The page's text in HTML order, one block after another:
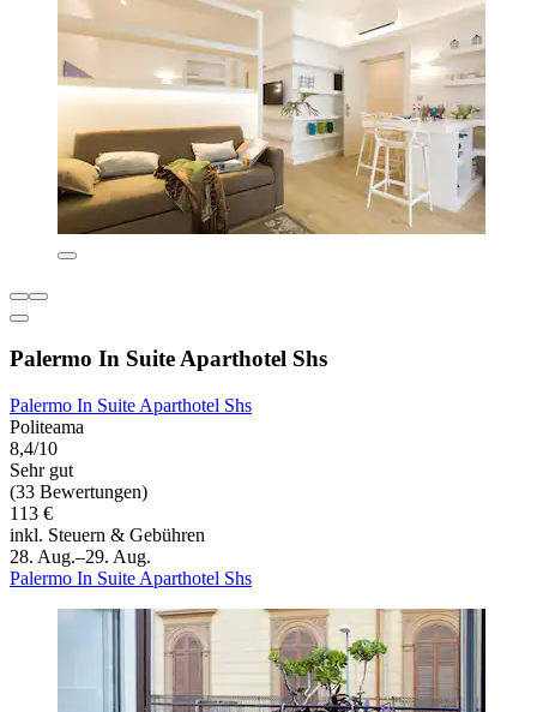
Palermo In Suite Aparthotel Shs
Palermo In Suite Aparthotel Shs
Politeama
8,4/10
Sehr gut
(33 Bewertungen)
113 €
inkl. Steuern & Gebühren
28. Aug.–29. Aug.
Palermo In Suite Aparthotel Shs